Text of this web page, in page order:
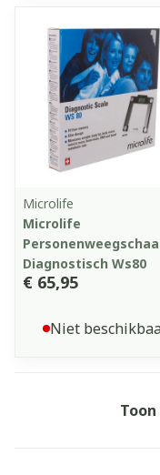
Microlife
Microlife
Diagnostisch Ws80
€ 65,95
Niet
Toon